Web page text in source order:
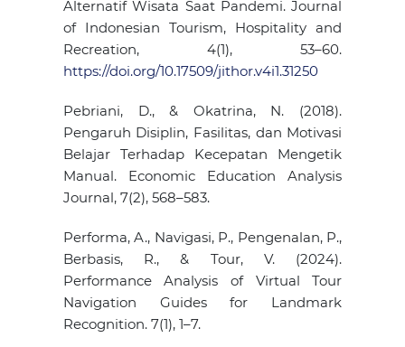
Alternatif Wisata Saat Pandemi. Journal
of Indonesian Tourism, Hospitality and
Recreation, 4(1), 53–60.
https://doi.org/10.17509/jithor.v4i1.31250
Pebriani, D., & Okatrina, N. (2018).
Pengaruh Disiplin, Fasilitas, dan Motivasi
Belajar Terhadap Kecepatan Mengetik
Manual. Economic Education Analysis
Journal, 7(2), 568–583.
Performa, A., Navigasi, P., Pengenalan, P.,
Berbasis, R., & Tour, V. (2024).
Performance Analysis of Virtual Tour
Navigation Guides for Landmark
Recognition. 7(1), 1–7.